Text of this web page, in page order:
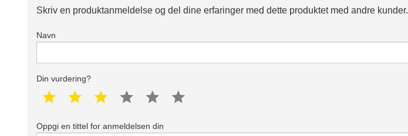
Skriv en produktanmeldelse og del dine erfaringer med dette produktet med andre kunder.
Navn
Din vurdering?
1 star 2 star 3 star 4 star 5 star
Oppgi en tittel for anmeldelsen din